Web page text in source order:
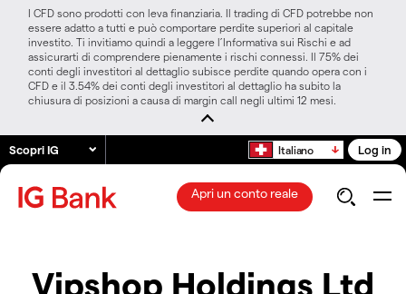
I CFD sono prodotti con leva finanziaria. Il trading di CFD potrebbe non
essere adatto a tutti e può comportare perdite superiori al capitale
investito. Ti invitiamo quindi a leggere l’Informativa sui Rischi e ad
assicurarti di comprendere pienamente i rischi connessi. Il 75% dei
conti degli investitori al dettaglio subisce perdite quando opera con i
CFD e il 3.54% dei conti degli investitori al dettaglio ha subito la
chiusura di posizioni a causa di margin call negli ultimi 12 mesi.
Scopri IG Italiano Log in
Apri un conto reale
Vipshop Holdings Ltd